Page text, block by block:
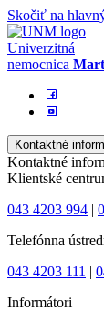
Skočiť na
Univerzitná
nemocnica
Kontaktné
Kontaktné
Klientské
043 4203 994 |
Telefónna
043 4203 111 |
Informátori